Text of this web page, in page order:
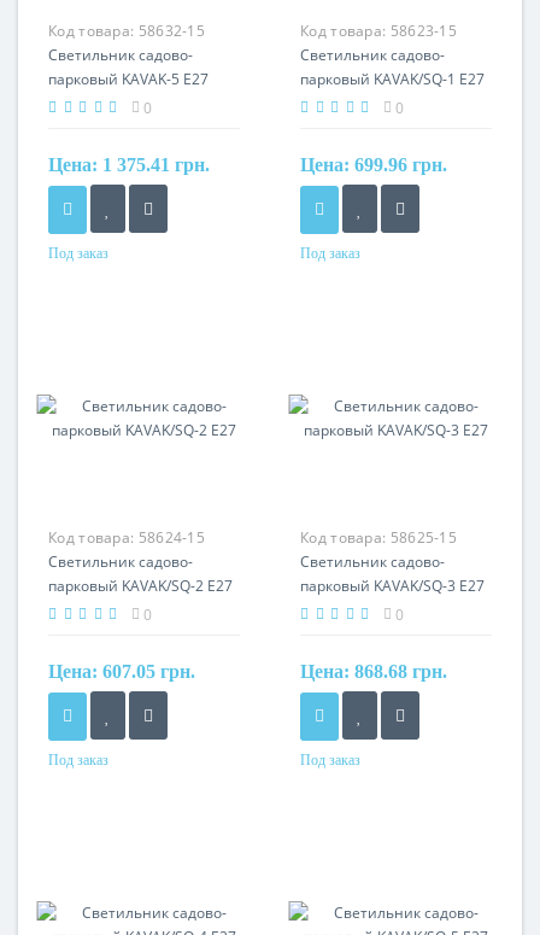
Код товара: 58632-15
Светильник садово-
парковый KAVAK-5 Е27
0
Цена: 1 375.41 грн.
Под заказ
Код товара: 58623-15
Светильник садово-
парковый KAVAK/SQ-1 Е27
0
Цена: 699.96 грн.
Под заказ
Код товара: 58624-15
Светильник садово-
парковый KAVAK/SQ-2 Е27
0
Цена: 607.05 грн.
Под заказ
Код товара: 58625-15
Светильник садово-
парковый KAVAK/SQ-3 Е27
0
Цена: 868.68 грн.
Под заказ